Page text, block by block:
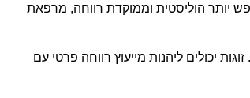
יותר הוליסטית וממוקדת רווחה, מרפאת
יכולים ליהנות מייעוץ רווחה פרטי עם